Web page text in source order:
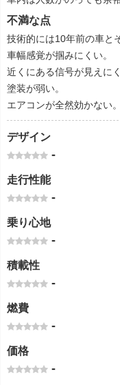
不満な点
技術的には10年前の車と
車幅感覚が掴みにくい。
近くにある信号が見えに
塗装が弱い。
エアコンが全然効かない。
デザイン
-
走行性能
-
乗り心地
-
積載性
-
燃費
-
価格
-